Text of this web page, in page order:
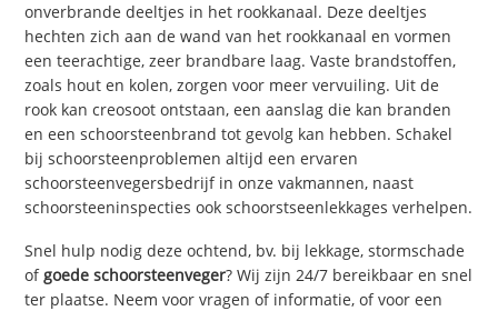
onverbrande deeltjes in het rookkanaal. Deze deeltjes
hechten zich aan de wand van het rookkanaal en vormen
een teerachtige, zeer brandbare laag. Vaste brandstoffen,
zoals hout en kolen, zorgen voor meer vervuiling. Uit de
rook kan creosoot ontstaan, een aanslag die kan branden
en een schoorsteenbrand tot gevolg kan hebben. Schakel
bij schoorsteenproblemen altijd een ervaren
schoorsteenvegersbedrijf in onze vakmannen, naast
schoorsteeninspecties ook schoorstseenlekkages verhelpen.
Snel hulp nodig deze ochtend, bv. bij lekkage, stormschade
ofgoede schoorsteenveger? Wij zijn 24/7 bereikbaar en snel
ter plaatse. Neem voor vragen of informatie, of voor een